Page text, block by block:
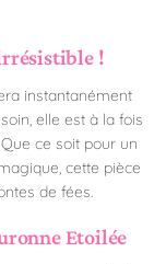
!
instantanément
elle est à la fois
ce soit pour un
cette pièce
de fées.
Etoilée